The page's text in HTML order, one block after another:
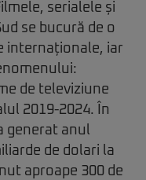
serialele și
se bucură de o
internaționale, iar
de televiziune
2019-2024. În
generat anul
de dolari la
aproape 300 de